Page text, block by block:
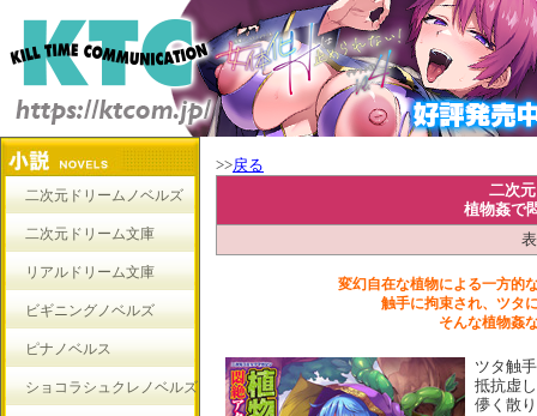
二次元ドリームノベルズ
二次元ドリーム文庫
リアルドリーム文庫
ビギニングノベルズ
ピナノベルス
ショコラシュクレノベルズ
>>戻る
二次
植物姦で
変幻自在な植物による一方的
触手に拘束され、ツタ
そんな植物姦
ツタ触
抵抗虚
儚く散